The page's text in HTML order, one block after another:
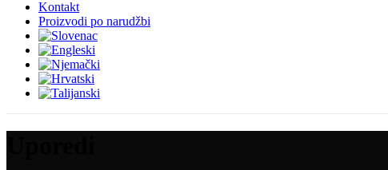
Kontakt
Proizvodi po narudžbi